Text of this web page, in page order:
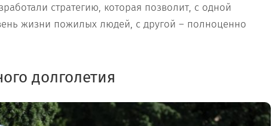
стратегию, которая позволит, с одной
жизни пожилых людей, с другой – полноценно
долголетия